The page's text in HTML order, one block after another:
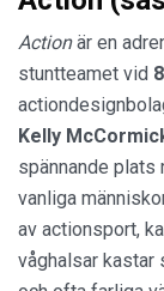
Actionär en
stuntteamet vid
Kelly
spännande plats
vanliga
av actionsport,
våghalsar kastar